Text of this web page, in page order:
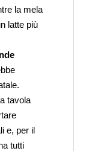
la mela
latte più
tavola
e, per il
tutti